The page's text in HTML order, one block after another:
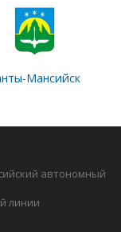
Мансийск
автономный
линии